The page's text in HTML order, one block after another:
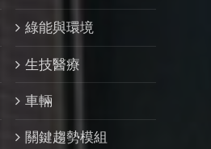
綠能與環境
生技醫療
車輛
關鍵趨勢模組